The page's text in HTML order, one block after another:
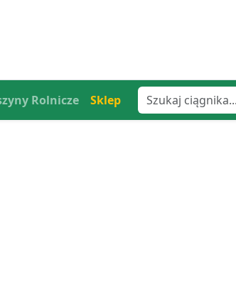
Rolnicze Sklep